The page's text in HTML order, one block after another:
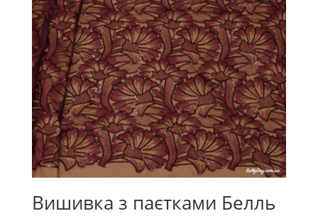
Вишивка з паєтками Белль